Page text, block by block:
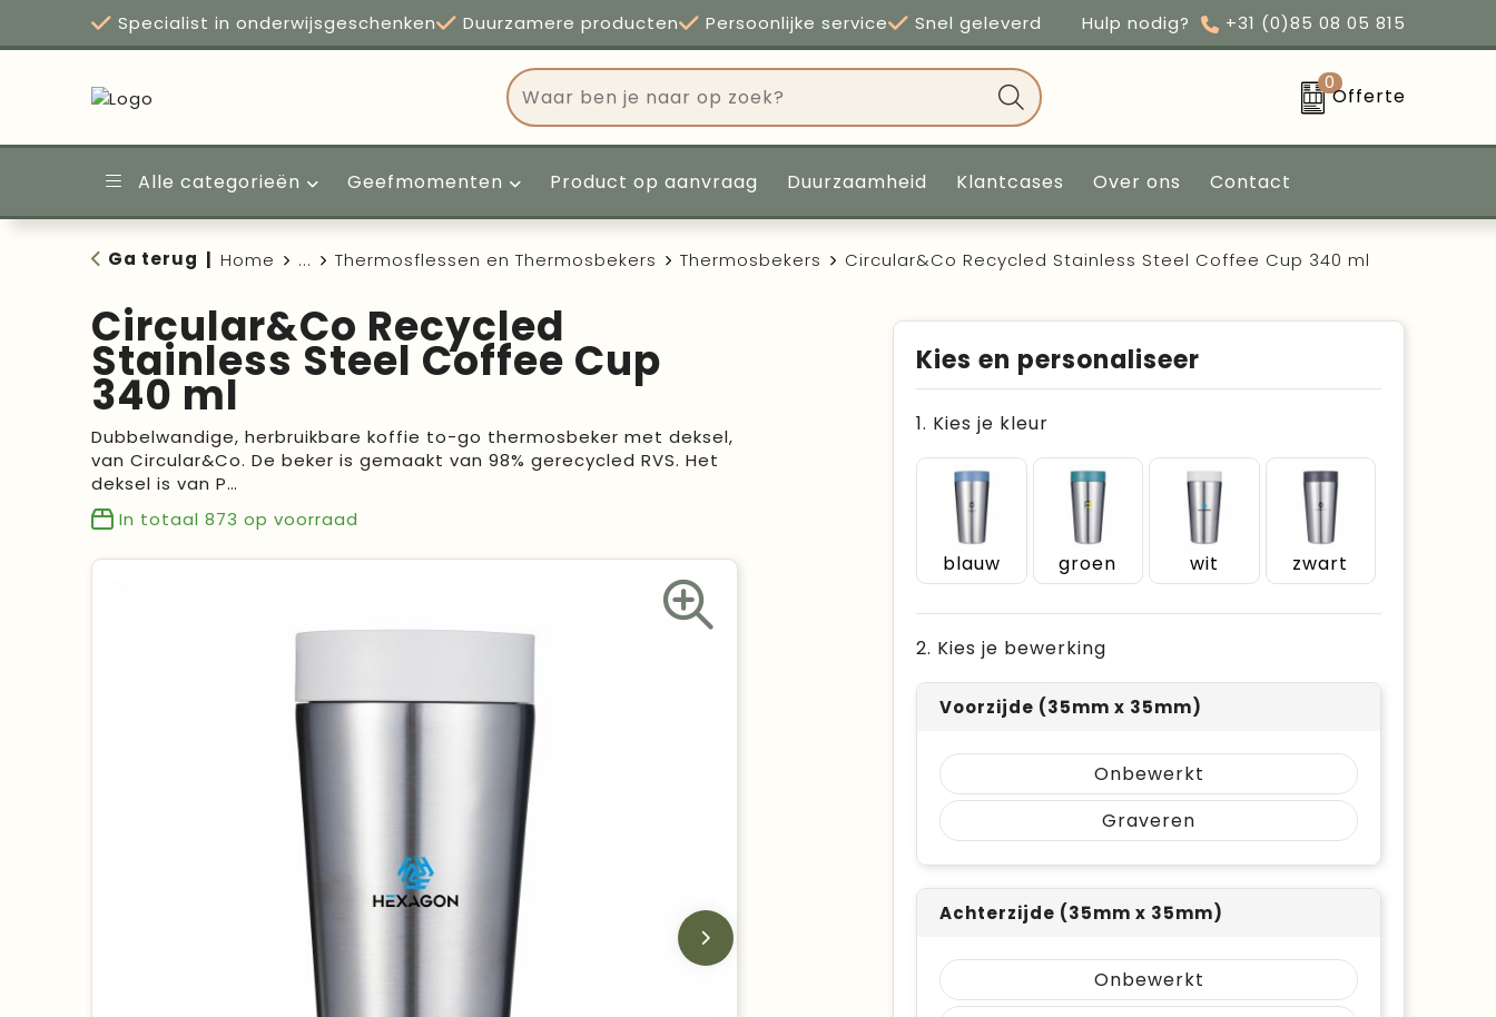
Specialist in onderwijsgeschenken Duurzamere producten Persoonlijke service Snel geleverd Hulp nodig? +31 (0)85 08 05 815
0
Offerte
Alle categorieën Geefmomenten Product op aanvraag Duurzaamheid Klantcases Over ons Contact
Ga terug Home ... Thermosflessen en Thermosbekers Thermosbekers Circular&Co Recycled Stainless Steel Coffee Cup 340 ml
Circular&Co Recycled
Stainless Steel Coffee Cup
340 ml
Dubbelwandige, herbruikbare koffie to-go thermosbeker met deksel,
van Circular&Co. De beker is gemaakt van 98% gerecycled RVS. Het
deksel is van P…
In totaal 873 op voorraad
Kies en personaliseer
1. Kies je kleur
blauw groen wit zwart
2. Kies je bewerking
Voorzijde (35mm x 35mm)
Onbewerkt
Graveren
Achterzijde (35mm x 35mm)
Onbewerkt